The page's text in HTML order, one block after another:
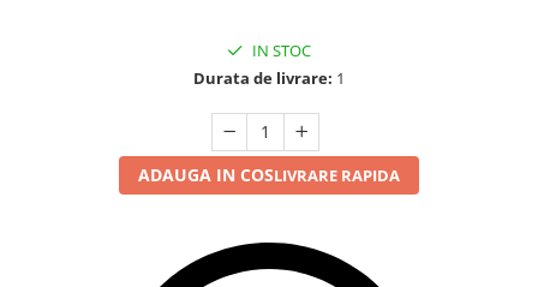
IN STOC
Durata de livrare: 1
ADAUGA IN COSLIVRARE RAPIDA